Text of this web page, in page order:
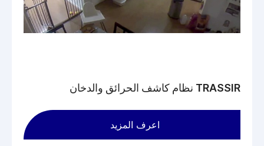
TRASSIR نظام كاشف الحرائق والدخان
اعرف المزيد